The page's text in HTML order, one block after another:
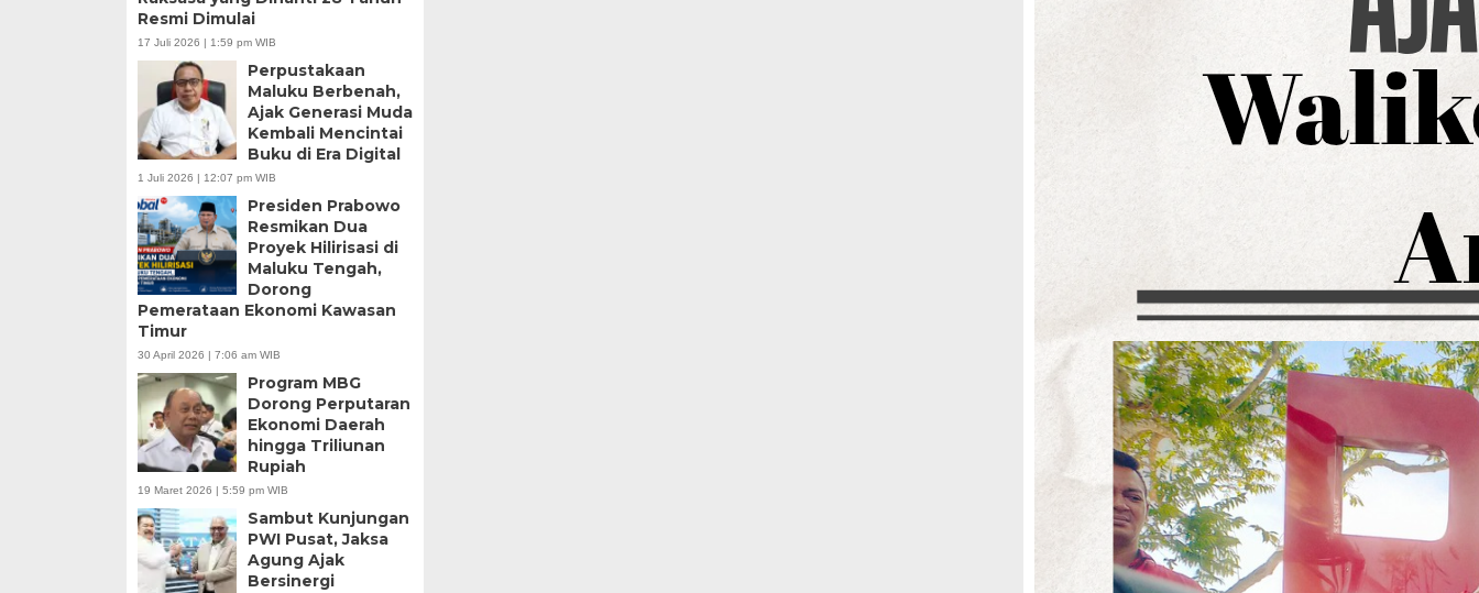
Resmi Dimulai
17 Juli 2026 | 1:59 pm WIB
Perpustakaan
Maluku Berbenah,
Ajak Generasi Muda
Kembali Mencintai
Buku di Era Digital
1 Juli 2026 | 12:07 pm WIB
Presiden Prabowo
Resmikan Dua
Proyek Hilirisasi di
Maluku Tengah,
Dorong
Pemerataan Ekonomi Kawasan
Timur
30 April 2026 | 7:06 am WIB
Program MBG
Dorong Perputaran
Ekonomi Daerah
hingga Triliunan
Rupiah
19 Maret 2026 | 5:59 pm WIB
Sambut Kunjungan
PWI Pusat, Jaksa
Agung Ajak
Bersinergi